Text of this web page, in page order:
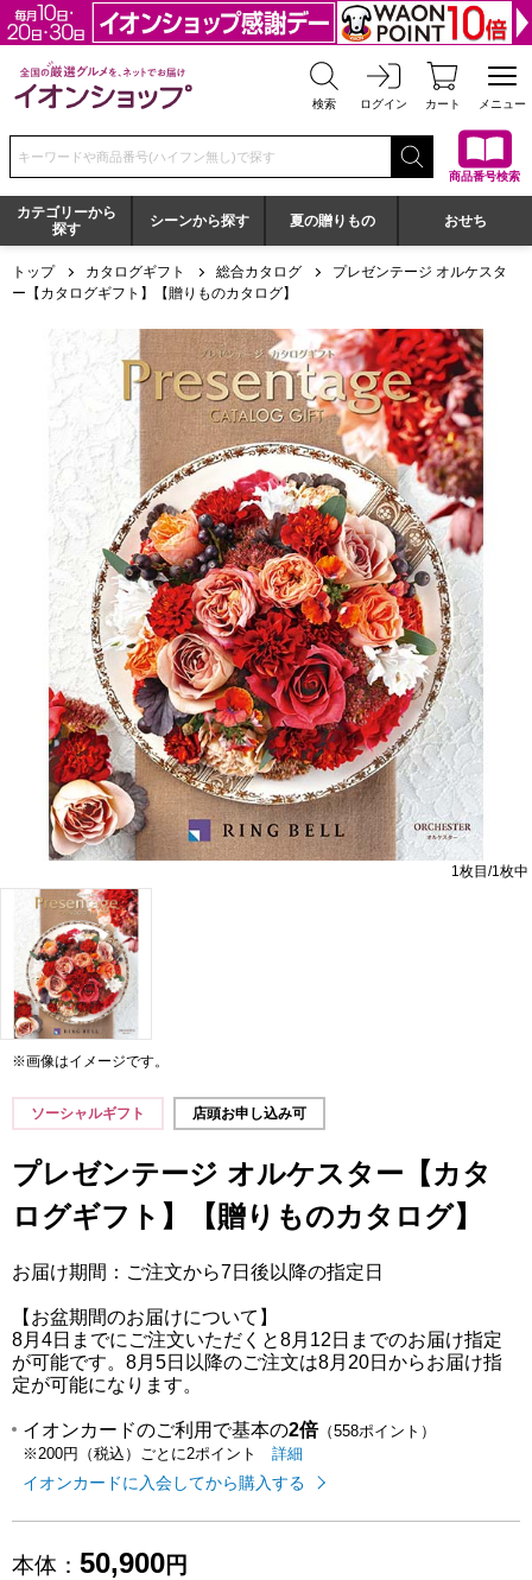
全国の厳選グルメを、ネットでお届け イオンショップ
検索 ログイン カート メニュー
検索キーワードまたは商品番号を入力してください
商品番号検索
カテゴリーから
探す
シーンから探す 夏の贈りもの おせち
トップ カタログギフト 総合カタログ
プレゼンテージ オルケスタ
ー【カタログギフト】【贈りものカタログ】
プレゼンテージ オルケスター【カタログギフト】【贈りもの
1枚目/1枚中
※画像はイメージです。
ソーシャルギフト 店頭お申し込み可
プレゼンテージ オルケスター【カタ
ログギフト】【贈りものカタログ】
お届け期間：ご注文から7日後以降の指定日
【お盆期間のお届けについて】
8月4日までにご注文いただくと8月12日までのお届け指定
が可能です。8月5日以降のご注文は8月20日からお届け指
定が可能になります。
イオンカードのご利用で基本の2倍（558ポイント）
※200円（税込）ごとに2ポイント
イオンカードのご利用でたまるポイ
詳細
イオンカードに入会してから購入する
本体： 50,900円